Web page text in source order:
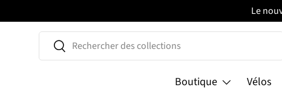
ALLER AU CONTENU
Le
Recherche
Rechercher
Boutique Vélos